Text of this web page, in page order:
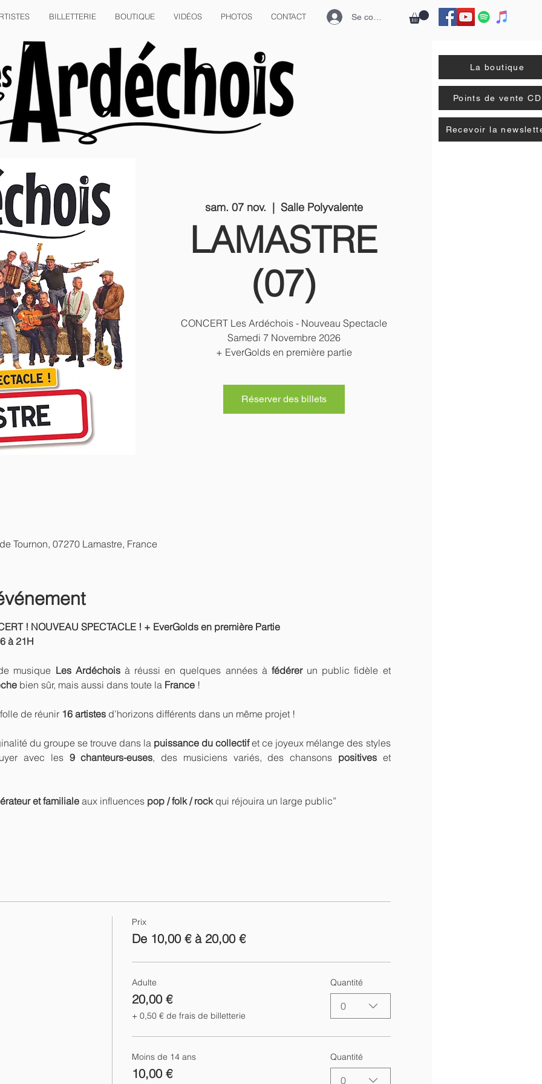
BILLETTERIE BOUTIQUE VIDÉOS PHOTOS CONTACT Se connecter
Recevoir la
La boutique
Points de vente CD
sam. 07 nov.
  |
Salle Polyvalente
LAMASTRE
(07)
CONCERT Les Ardéchois - Nouveau Spectacle
Samedi 7 Novembre 2026
+ EverGolds en première partie
Réserver des billets
Tournon, 07270 Lamastre, France
! NOUVEAU SPECTACLE ! + EverGolds en première Partie
à 21H
musique Les Ardéchois à réussi en quelques années à fédérer un public fidèle et
bien sûr, mais aussi dans toute la France !
de réunir 16 artistes d’horizons différents dans un même projet !
du groupe se trouve dans la puissance du collectif et ce joyeux mélange des styles
avec les 9 chanteurs-euses, des musiciens variés, des chansons positives et
et familiale aux influences pop / folk / rock qui réjouira un large public”
Prix
De 10,00 € à 20,00 €
Adulte
20,00 €
+ 0,50 € de frais de billetterie
Quantité
0
Moins de 14 ans
10,00 €
Quantité
0